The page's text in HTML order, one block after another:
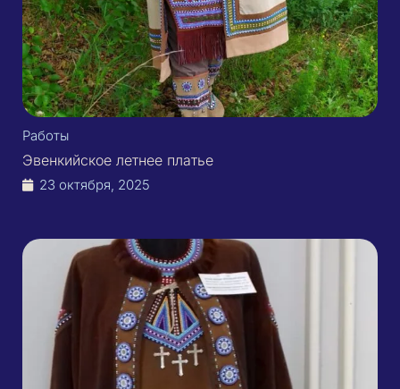
Работы
Эвенкийское летнее платье
23 октября, 2025